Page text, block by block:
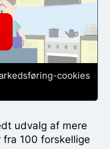
cookies
udvalg af mere
100 forskellige